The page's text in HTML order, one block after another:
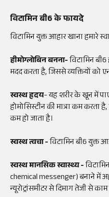
विटामिन बी6 के फायदे
विटामिन युक्त आहार खाना हमारे
हीमोग्लोबिन बनना-विटामिन
मदद करता है, जिससे व्यक्तियों को
स्वस्थ हृदय- यह शरीर के खून में
होमोसिस्टीन की मात्रा कम करता
कम हो जाता है।
स्वस्थ त्वचा -विटामिन बी6 युक्त
स्वस्थ मानसिक स्वास्थ्य -
chemical messenger) बनाने में
न्यूरोट्रांसमीटर से दिमाग तेजी से